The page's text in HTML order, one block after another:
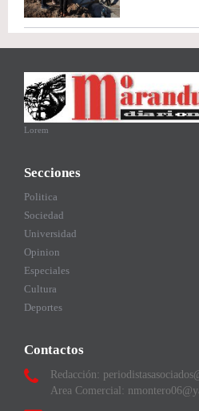
Lorem
Secciones
Politica
Sociedad
Universidad
Opinion
Especiales
Cultura
Deportes
Contactos
Redacción:
Area Comercial: